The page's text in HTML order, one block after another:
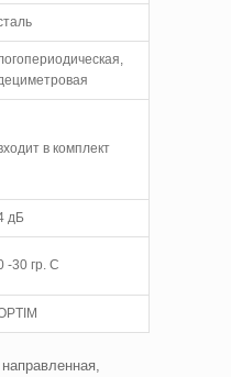
в комплект
дБ
-30 гр. С
направленная,